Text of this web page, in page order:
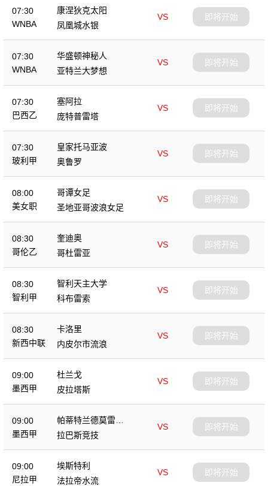
07:30
WNBA
康涅狄克太阳
VS
凤凰城水银
即将开始
07:30
WNBA
华盛顿神秘人
VS
亚特兰大梦想
即将开始
07:30
巴西乙
塞阿拉
VS
庞特普雷塔
即将开始
07:30
玻利甲
皇家托马亚波
VS
奥鲁罗
即将开始
08:00
美女职
哥谭女足
VS
圣地亚哥波浪女足
即将开始
08:30
哥伦乙
奎迪奥
VS
哥杜雷亚
即将开始
08:30
智利甲
智利天主大学
VS
科布雷索
即将开始
08:30
新西中联
卡洛里
VS
内皮尔市流浪
即将开始
09:00
墨西甲
杜兰戈
VS
皮拉塔斯
即将开始
09:00
墨西甲
帕蒂特兰德莫雷洛
斯
VS
拉巴斯竞技
即将开始
09:00
尼拉甲
埃斯特利
VS
法拉帝水流
即将开始